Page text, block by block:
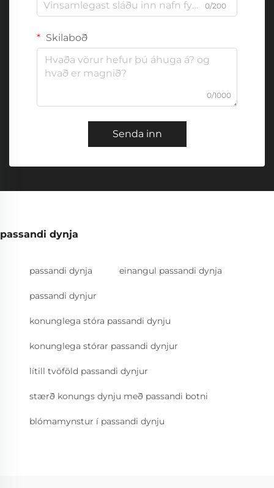
0/200
Skilaboð
0/1000
Senda inn
passandi dynja
passandi dynja einangul passandi dynja
passandi dynjur
konunglega stóra passandi dynju
konunglega stórar passandi dynjur
lítill tvöföld passandi dynjur
stærð konungs dynju með passandi botni
blómamynstur í passandi dynju